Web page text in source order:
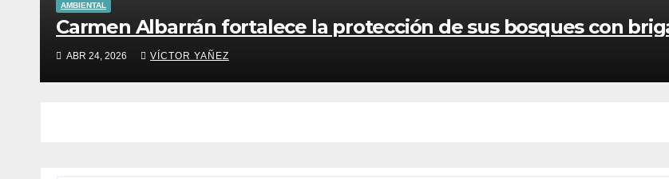
AMBIENTAL
Carmen Albarrán fortalece la protección de sus bosques con
ABR 24, 2026 VÍCTOR YAÑEZ